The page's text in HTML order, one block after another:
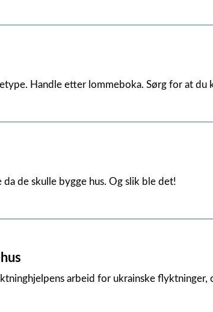
Handle etter lommeboka. Sørg for at du
de skulle bygge hus. Og slik ble det!
arbeid for ukrainske